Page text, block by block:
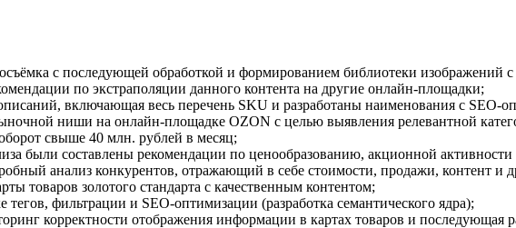
с последующей обработкой и формированием библиотеки изображений
по экстраполяции данного контента на другие онлайн-площадки;
включающая весь перечень SKU и разработаны наименования с SEO-
ниши на онлайн-площадке OZON с целью выявления релевантной
свыше 40 млн. рублей в месяц;
были составлены рекомендации по ценообразованию, акционной
анализ конкурентов, отражающий в себе стоимости, продажи, контент
товаров золотого стандарта с качественным контентом;
тегов, фильтрации и SEO-оптимизации (разработка семантического ядра);
корректности отображения информации в картах товаров и последующая